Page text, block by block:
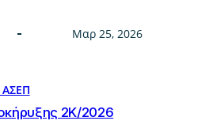
Μαρ 25, 2026
ΑΣΕΠ
2Κ/2026